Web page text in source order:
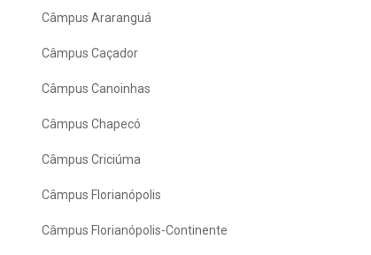
Câmpus Araranguá
Câmpus Caçador
Câmpus Canoinhas
Câmpus Chapecó
Câmpus Criciúma
Câmpus Florianópolis
Câmpus Florianópolis-Continente